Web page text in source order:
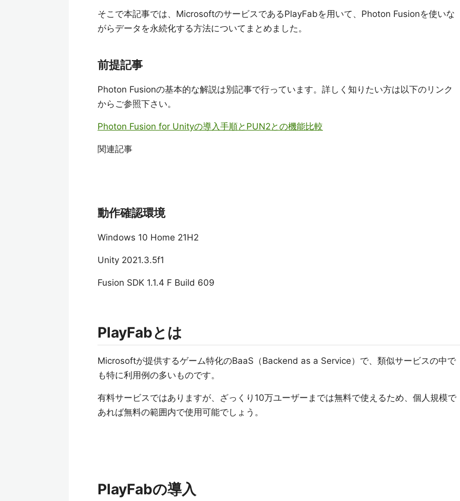
そこで本記事では、MicrosoftのサービスであるPlayFabを用いて、Photon Fusionを使いな
がらデータを永続化する方法についてまとめました。
前提記事
Photon Fusionの基本的な解説は別記事で行っています。詳しく知りたい方は以下のリンク
からご参照下さい。
Photon Fusion for Unityの導入手順とPUN2との機能比較
関連記事
動作確認環境
Windows 10 Home 21H2
Unity 2021.3.5f1
Fusion SDK 1.1.4 F Build 609
PlayFabとは
Microsoftが提供するゲーム特化のBaaS（Backend as a Service）で、類似サービスの中で
も特に利用例の多いものです。
有料サービスではありますが、ざっくり10万ユーザーまでは無料で使えるため、個人規模で
あれば無料の範囲内で使用可能でしょう。
PlayFabの導入